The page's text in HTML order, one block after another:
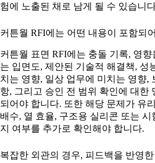
험에 노출된 채로 남게 될 수 있습니
커튼월 RFI에는 어떤 내용이 포함되
커튼월 표면 RFI에는 충돌 기록, 영향
는 입면도, 제안된 기술적 해결책, 성
치는 영향, 일상 업무에 미치는 영향,
항, 그리고 승인 전 범위 확인에 대한
되어야 합니다. 또한 해당 문제가 유
배수, 열 효율, 구조용 실리콘 또는
지 여부를 추가로 확인해야 합니다.
복잡한 외관의 경우, 피드백을 반영